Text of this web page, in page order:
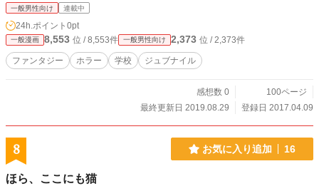
一般男性向け 連載中
24h.ポイント 0pt
一般漫画 8,553 位 / 8,553件 一般男性向け 2,373 位 / 2,373件
ファンタジー ホラー 学校 ジュブナイル
感想数 0
100ページ
最終更新日 2019.08.29
登録日 2017.04.09
8 お気に入り追加 16
ほら、ここにも猫